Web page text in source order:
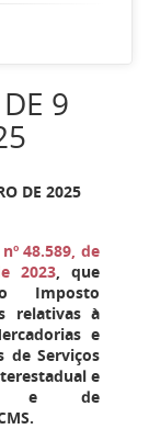
9
DE 2025
48.589, de
2023, que
Imposto
relativas à
e
de Serviços
e
e de